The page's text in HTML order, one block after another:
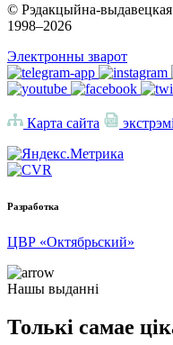
© Рэдакцыйна-выдавецкая
1998–2026
Электронны зварот
Карта сайта
Разработка
ЦВР «Октябрьский»
Нашы выданні
Толькі самае